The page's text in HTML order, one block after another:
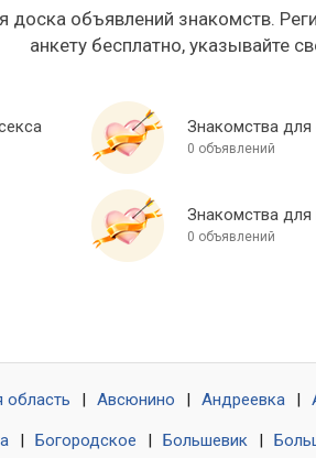
доска объявлений знакомств.
анкету бесплатно, указывайте
0 объявлений
Знакомства для
0 объявлений
область Авсюнино Андреевка
Богородское Большевик